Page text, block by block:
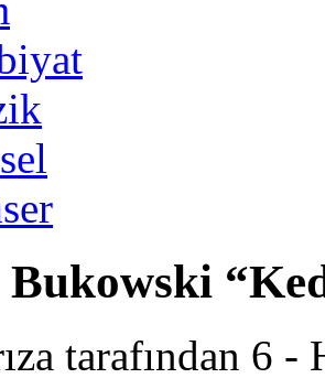
tarafından 6